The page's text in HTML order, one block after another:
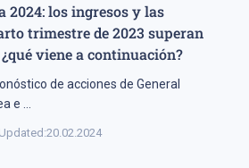
2024: los ingresos y las
trimestre de 2023 superan
viene a continuación?
de acciones de General
e
Updated:20.02.2024